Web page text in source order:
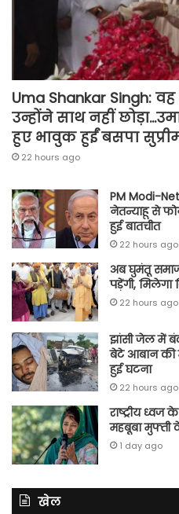
Uma Shankar Singh:
उन्होंने साथ नहीं
हुए भावुक हुईं बसपा
22 hours ago
PM Modi-
नेतन्याहू से
हुई बातचीत
22 hours ago
अब घुमंतू
पड़ेंगी, मिलेगा
22 hours ago
झांसी जेल में
बेटे आबान की
हुई घटना
22 hours ago
राष्ट्रीय
महबूबा
1 day ago
खेल